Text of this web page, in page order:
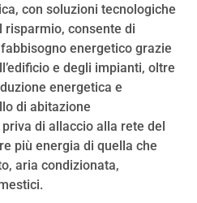
con soluzioni tecnologiche
risparmio, consente di
energetico grazie
e degli impianti, oltre
energetica e
di abitazione
di allaccio alla rete del
più energia di quella che
aria condizionata,